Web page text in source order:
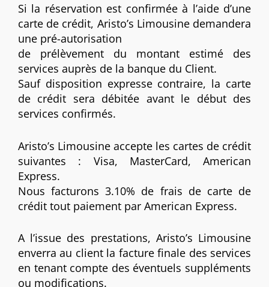
Si la réservation est confirmée à l’aide d’une
carte de crédit, Aristo’s Limousine demandera
une pré-autorisation
de prélèvement du montant estimé des
services auprès de la banque du Client.
Sauf disposition expresse contraire, la carte
de crédit sera débitée avant le début des
services confirmés.
Aristo’s Limousine accepte les cartes de crédit
suivantes : Visa, MasterCard, American
Express.
Nous facturons 3.10% de frais de carte de
crédit tout paiement par American Express.
A l’issue des prestations, Aristo’s Limousine
enverra au client la facture finale des services
en tenant compte des éventuels suppléments
ou modifications.